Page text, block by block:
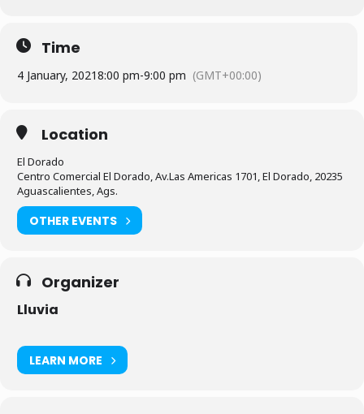
Time
4 January, 20218:00 pm-9:00 pm (GMT+00:00)
Location
El Dorado
Centro Comercial El Dorado, Av.Las Americas 1701, El Dorado, 20235
Aguascalientes, Ags.
OTHER EVENTS
Organizer
Lluvia
LEARN MORE